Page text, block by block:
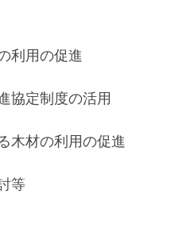
利用の促進
協定制度の活用
木材の利用の促進
等